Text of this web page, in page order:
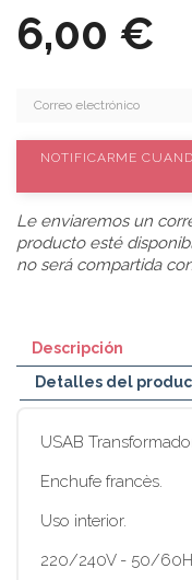
6,00 €
NOTIFICARME
Le enviaremos un
producto esté
no será compartida
Descripción
Detalles del
USAB
Enchufe francès.
Uso interior.
220/240V - 50/